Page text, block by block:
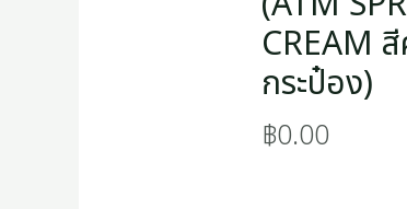
CREAM
กระป๋อง)
฿0.00